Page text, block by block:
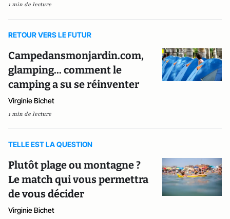
1 min de lecture
RETOUR VERS LE FUTUR
Campedansmonjardin.com,
glamping... comment le
camping a su se réinventer
Virginie Bichet
1 min de lecture
TELLE EST LA QUESTION
Plutôt plage ou montagne ?
Le match qui vous permettra
de vous décider
Virginie Bichet